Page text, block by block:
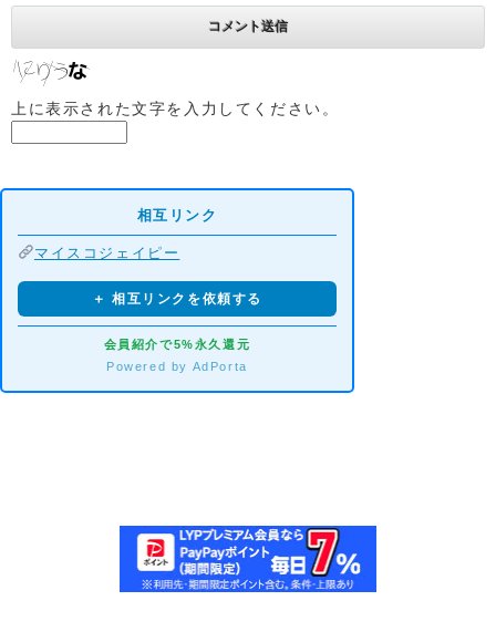
上に表示された文字を入力してください。
相互リンク
マイスコジェイピー
＋ 相互リンクを依頼する
会員紹介で5%永久還元
Powered by AdPorta